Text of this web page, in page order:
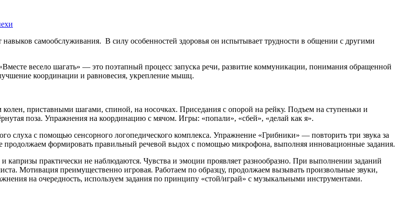
самообслуживания. В силу особенностей здоровья он испытывает трудности в общении с другими
весело шагать» — это поэтапный процесс запуска речи, развитие коммуникации, понимания обращенной
координации и равновесия, укрепление мышц.
приставными шагами, спиной, на носочках. Приседания с опорой на рейку. Подъем на ступеньки и
поза. Упражнения на координацию с мячом. Игры: «попали», «сбей», «делай как я».
слуха с помощью сенсорного логопедического комплекса. Упражнение «Грибники» — повторить три звука за
продолжаем формировать правильный речевой выдох с помощью микрофона, выполняя инновационные задания.
капризы практически не наблюдаются. Чувства и эмоции проявляет разнообразно. При выполнении заданий
Мотивация преимущественно игровая. Работаем по образцу, продолжаем вызывать произвольные звуки,
на очередность, используем задания по принципу «стой/играй» с музыкальными инструментами.